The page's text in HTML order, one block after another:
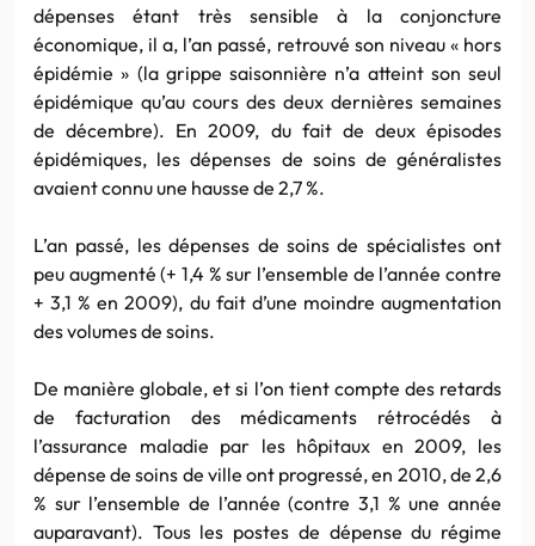
dépenses étant très sensible à la conjoncture
économique, il a, l’an passé, retrouvé son niveau « hors
épidémie » (la grippe saisonnière n’a atteint son seul
épidémique qu’au cours des deux dernières semaines
de décembre). En 2009, du fait de deux épisodes
épidémiques, les dépenses de soins de généralistes
avaient connu une hausse de 2,7 %.
L’an passé, les dépenses de soins de spécialistes ont
peu augmenté (+ 1,4 % sur l’ensemble de l’année contre
+ 3,1 % en 2009), du fait d’une moindre augmentation
des volumes de soins.
De manière globale, et si l’on tient compte des retards
de facturation des médicaments rétrocédés à
l’assurance maladie par les hôpitaux en 2009, les
dépense de soins de ville ont progressé, en 2010, de 2,6
% sur l’ensemble de l’année (contre 3,1 % une année
auparavant). Tous les postes de dépense du régime